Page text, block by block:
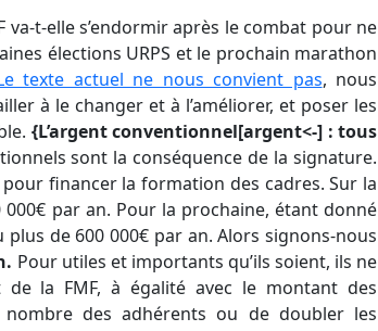
va-t-elle s’endormir après le combat pour ne
élections URPS et le prochain marathon
texte actuel ne nous convient pas, nous
à le changer et à l’améliorer, et poser les
{L’argent conventionnel[argent<-] : tous
sont la conséquence de la signature.
financer la formation des cadres. Sur la
par an. Pour la prochaine, étant donné
plus de 600 000€ par an. Alors signons-nous
Pour utiles et importants qu’ils soient, ils ne
la FMF, à égalité avec le montant des
des adhérents ou de doubler les